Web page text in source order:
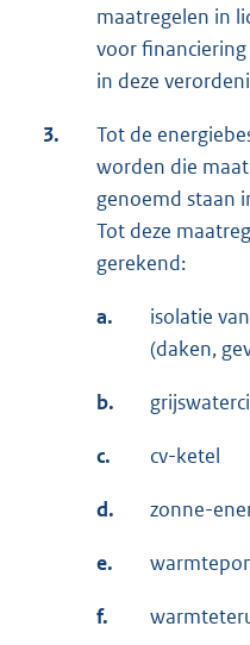
maatregelen in
voor
in deze
3.
Tot de
worden die
genoemd staan
Tot deze
gerekend:
a.
isolatie
(daken,
b.
c. cv-ketel
d. zonne-
e.
f.